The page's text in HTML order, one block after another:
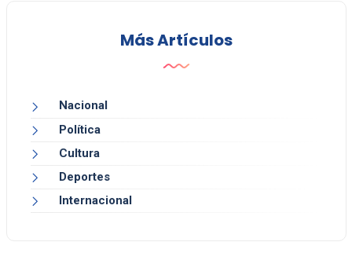
Más Artículos
Nacional
Política
Cultura
Deportes
Internacional